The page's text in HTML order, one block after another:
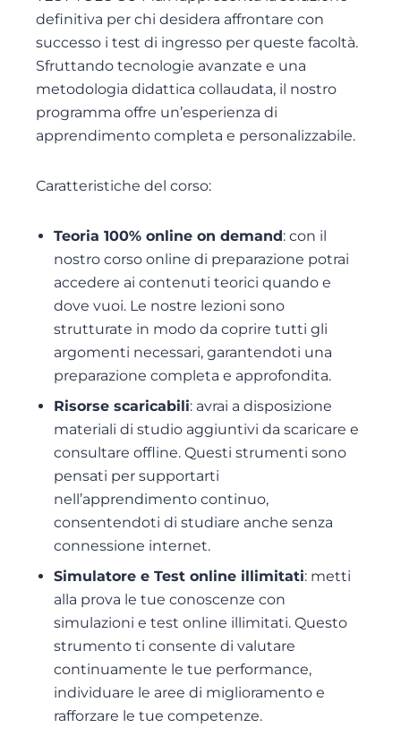
definitiva per chi desidera affrontare con
successo i test di ingresso per queste facoltà.
Sfruttando tecnologie avanzate e una
metodologia didattica collaudata, il nostro
programma offre un’esperienza di
apprendimento completa e personalizzabile.
Caratteristiche del corso:
Teoria 100% online on demand: con il
nostro corso online di preparazione potrai
accedere ai contenuti teorici quando e
dove vuoi. Le nostre lezioni sono
strutturate in modo da coprire tutti gli
argomenti necessari, garantendoti una
preparazione completa e approfondita.
Risorse scaricabili: avrai a disposizione
materiali di studio aggiuntivi da scaricare e
consultare offline. Questi strumenti sono
pensati per supportarti
nell’apprendimento continuo,
consentendoti di studiare anche senza
connessione internet.
Simulatore e Test online illimitati: metti
alla prova le tue conoscenze con
simulazioni e test online illimitati. Questo
strumento ti consente di valutare
continuamente le tue performance,
individuare le aree di miglioramento e
rafforzare le tue competenze.